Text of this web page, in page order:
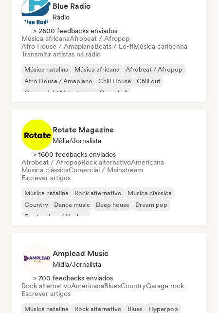
Blue Radio
Rádio
> 2600 feedbacks enviados
Música africanaAfrobeat / Afropop
Afro House / AmapianoBeats / Lo-fiMúsica caribenha
Transmitir artistas na rádio
Música natalina Música africana
Afrobeat / Afropop
Afro House / Amapiano
Chill House
Chill out
Comercial / Mainstream
Dancehall
Rotate Magazine
Mídia/Jornalista
> 1600 feedbacks enviados
Afrobeat / AfropopRock alternativoAmericana
Música clássicaComercial / Mainstream
Escrever artigos
Música natalina Rock alternativo
Música clássica
Country
Dance music Deep house
Dream pop
Electro Jazz / Nu Jazz
Amplead Music
Mídia/Jornalista
> 700 feedbacks enviados
Rock alternativoAmericanaBluesCountryGarage rock
Escrever artigos
Música natalina Rock alternativo Blues
Hyperpop